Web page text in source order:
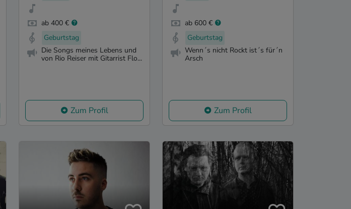
ab 400 €
Geburtstag
Die Songs meines Lebens und
von Rio Reiser mit Gitarrist Flo...
Zum Profil
ab 600 €
Geburtstag
Wenn´s nicht Rockt ist´s für´n
Arsch
Zum Profil